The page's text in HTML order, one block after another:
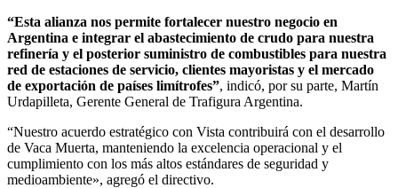
“Esta alianza nos permite fortalecer nuestro negocio en
Argentina e integrar el abastecimiento de crudo para nuestra
refinería y el posterior suministro de combustibles para nuestra
red de estaciones de servicio, clientes mayoristas y el mercado
de exportación de países limítrofes”, indicó, por su parte, Martín
Urdapilleta, Gerente General de Trafigura Argentina.
“Nuestro acuerdo estratégico con Vista contribuirá con el desarrollo
de Vaca Muerta, manteniendo la excelencia operacional y el
cumplimiento con los más altos estándares de seguridad y
medioambiente», agregó el directivo.